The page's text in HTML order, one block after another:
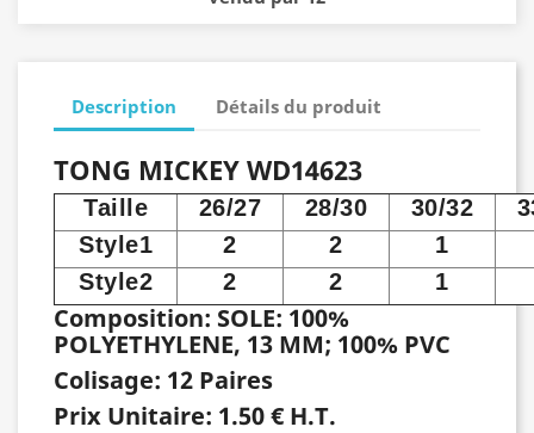
Description Détails du produit
TONG MICKEY WD14623
Taille 26/27 28/30 30/32
Style1
2 2
1
Style2
2 2 1
Composition: SOLE: 100%
POLYETHYLENE, 13 MM; 100% PVC
Colisage: 12 Paires
Prix Unitaire: 1.50 € H.T.